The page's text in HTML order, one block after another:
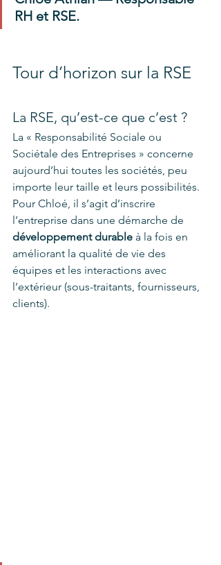
RH et RSE.
Tour d’horizon sur la RSE
La RSE, qu’est-ce que c’est ?
La « Responsabilité Sociale ou
Sociétale des Entreprises » concerne
aujourd’hui toutes les sociétés, peu
importe leur taille et leurs possibilités.
Pour Chloé, il s’agit d’inscrire
l’entreprise dans une démarche de
développement durable à la fois en
améliorant la qualité de vie des
équipes et les interactions avec
l’extérieur (sous-traitants, fournisseurs,
clients).